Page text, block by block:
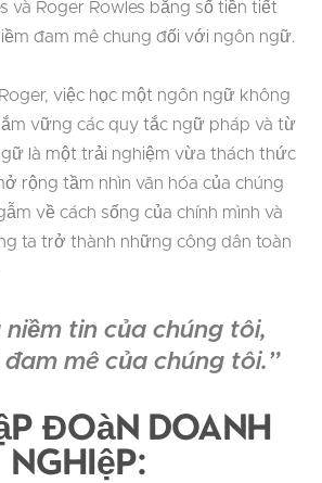
và Roger Rowles bằng số tiền tiết
đam mê chung đối với ngôn ngữ.
việc học một ngôn ngữ không
vững các quy tắc ngữ pháp và từ
là một trải nghiệm vừa thách thức
rộng tầm nhìn văn hóa của chúng
về cách sống của chính mình và
ta trở thành những công dân toàn
niềm tin của chúng tôi,
mê của chúng tôi.”
Đoàn Doanh
Nghiệp: